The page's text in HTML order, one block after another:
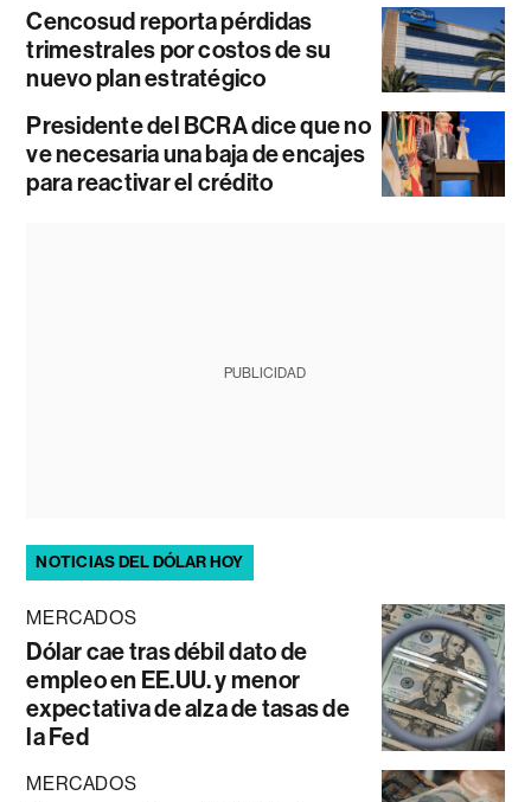
Cencosud reporta pérdidas
trimestrales por costos de su
nuevo plan estratégico
Presidente del BCRA dice que no
ve necesaria una baja de encajes
para reactivar el crédito
PUBLICIDAD
NOTICIAS DEL DÓLAR HOY
MERCADOS
Dólar cae tras débil dato de
empleo en EE.UU. y menor
expectativa de alza de tasas de
la Fed
MERCADOS